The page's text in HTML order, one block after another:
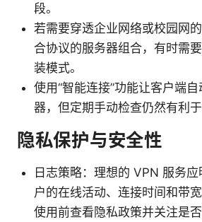
段。
若需要穿透企业网络或校园网
合协议的服务器组合，有时需
装模式。
使用“智能连接”功能让客户端
器，但定期手动检查仍然有利于
隐私保护与安全性
日志策略：理想的 VPN 服务
户的在线活动、连接时间和带
使用前查看隐私政策并关注是